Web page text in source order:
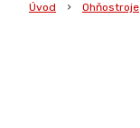
Úvod Ohňostroje